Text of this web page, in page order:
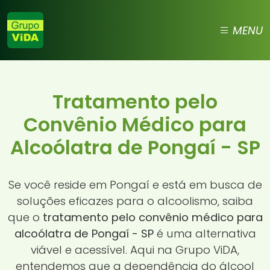
MENU
Tratamento pelo
Convênio Médico para
Alcoólatra de Pongaí - SP
Se você reside em Pongaí e está em busca de
soluções eficazes para o alcoolismo, saiba
que o tratamento pelo convênio médico para
alcoólatra de Pongaí - SPé uma alternativa
viável e acessível. Aqui na Grupo ViDA,
entendemos que a dependência do álcool